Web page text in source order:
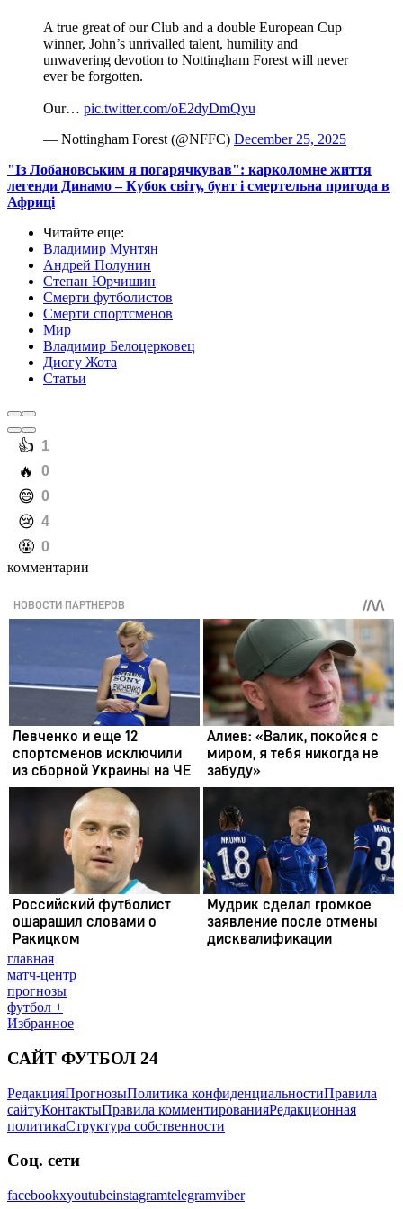
A true great of our Club and a double European Cup
winner, John’s unrivalled talent, humility and
unwavering devotion to Nottingham Forest will never
ever be forgotten.
Our… pic.twitter.com/oE2dyDmQyu
— Nottingham Forest (@NFFC) December 25, 2025
"Із Лобановським я погарячкував": карколомне життя
легенди Динамо – Кубок світу, бунт і смертельна пригода в
Африці
Читайте еще:
Владимир Мунтян
Андрей Полунин
Степан Юрчишин
Смерти футболистов
Смерти спортсменов
Мир
Владимир Белоцерковец
Диогу Жота
Статьи
️👍 1
️🔥 0
️😄 0
️😢 4
️🤬 0
комментарии
главная
матч-центр
прогнозы
футбол +
Избранное
САЙТ ФУТБОЛ 24
РедакцияПрогнозыПолитика конфиденциальностиПравила
сайтуКонтактыПравила комментированияРедакционная
политикаСтруктура собственности
Соц. сети
facebookxyoutubeinstagramtelegramviber